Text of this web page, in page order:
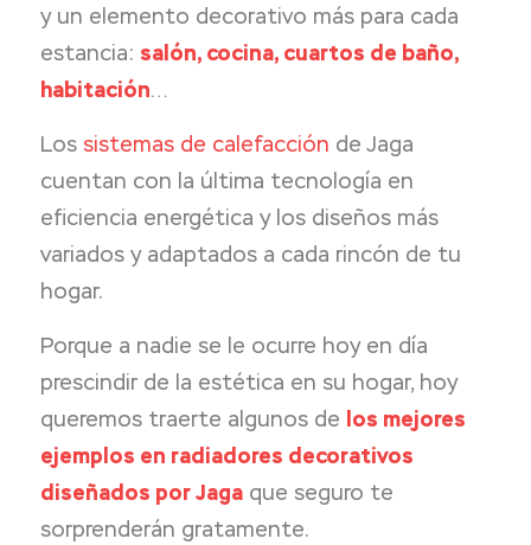
y un elemento decorativo más para cada
estancia: salón, cocina, cuartos de baño,
habitación…
Los sistemas de calefacción de Jaga
cuentan con la última tecnología en
eficiencia energética y los diseños más
variados y adaptados a cada rincón de tu
hogar.
Porque a nadie se le ocurre hoy en día
prescindir de la estética en su hogar, hoy
queremos traerte algunos de los mejores
ejemplos en radiadores decorativos
diseñados por Jagaque seguro te
sorprenderán gratamente.